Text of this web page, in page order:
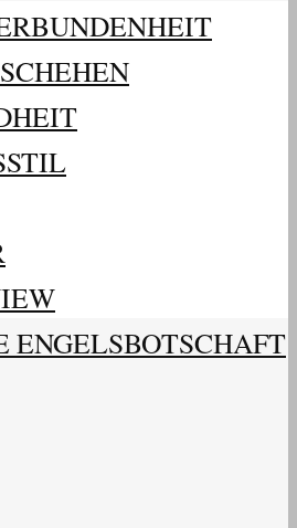
ENGELSBOTSCHAFT